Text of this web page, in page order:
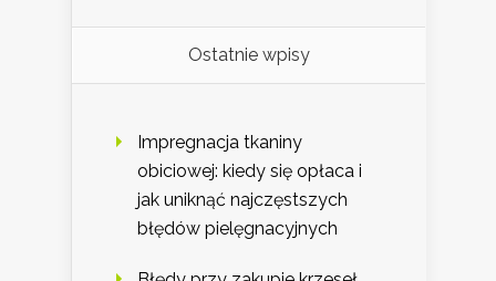
Ostatnie wpisy
Impregnacja tkaniny
obiciowej: kiedy się opłaca i
jak uniknąć najczęstszych
błędów pielęgnacyjnych